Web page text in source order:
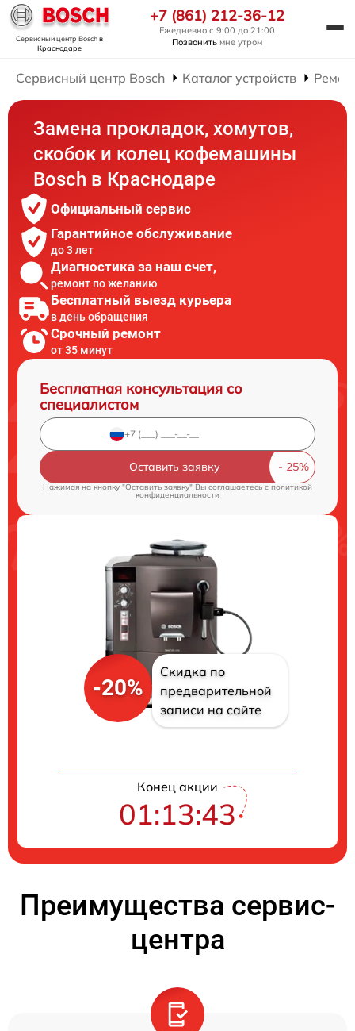
Сервисный центр Boschв
Краснодаре
+7 (861) 212-36-12
Ежедневно с 9:00 до 21:00
Позвонить мне утром
Сервисный центр Bosch Каталог устройств
Замена прокладок, хомутов,
скобок и колец кофемашины
Bosch в Краснодаре
Официальный сервис
Гарантийное обслуживание
до 3 лет
Диагностика за наш счет,
ремонт по желанию
Бесплатный выезд курьера
в день обращения
Срочный ремонт
от 35 минут
Бесплатная консультация со
специалистом
Оставить заявку
Нажимая на кнопку "Оставить заявку" Вы соглашаетесь cполитикой
конфиденциальности
-20%
Скидка по
предварительной
записи на сайте
Конец акции
01:13:42
Преимущества сервис-
центра